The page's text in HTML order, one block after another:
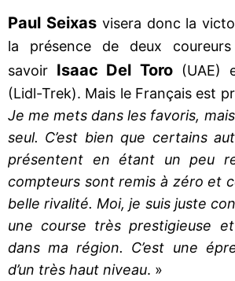
Paul Seixasvisera donc la
la présence de deux
savoir Isaac Del Toro (UAE)
(Lidl-Trek). Mais le Français est
Je me mets dans les favoris,
seul. C’est bien que certains
présentent en étant un peu
compteurs sont remis à zéro et
belle rivalité. Moi, je suis juste
une course très prestigieuse
dans ma région. C’est une
d’un très haut niveau. »